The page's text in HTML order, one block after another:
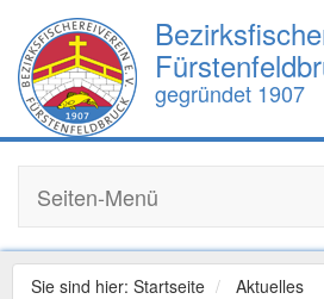
gegründet 1907
Seiten-Menü
Sie sind hier: Startseite Aktuelles